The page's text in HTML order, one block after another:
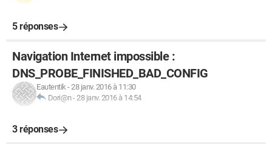
5 réponses
Navigation Internet impossible :
DNS_PROBE_FINISHED_BAD_CONFIG
Eautentik-28 janv. 2016 à 11:30
Dori@n-28 janv. 2016 à 14:54
3 réponses